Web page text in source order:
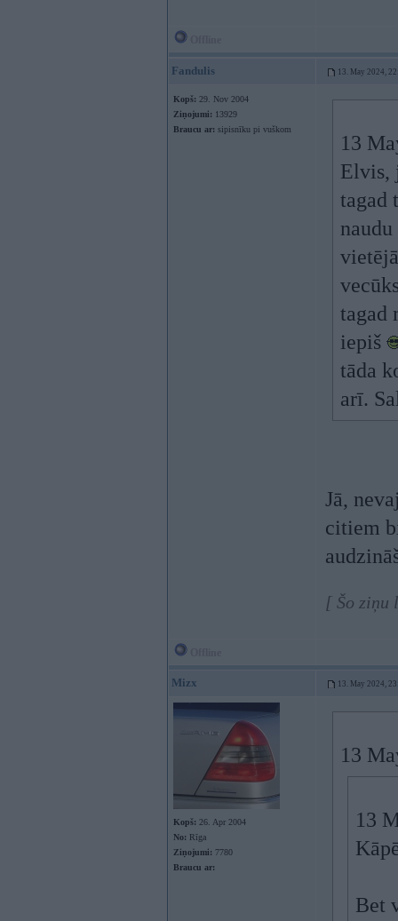
Fandulis 13. May 2024,
Kopš: 29. Nov 2004
Ziņojumi: 13929
Braucu ar: sipisnīku pi vuškom
13
Elvis,
tagad
tagad
iepiš
tāda
arī.
Jā,
citiem
[ Šo ziņu
Mizx 13. May 2024,
Kopš: 26. Apr 2004
No: Rīga
Ziņojumi: 7780
Braucu ar:
13
13
Bet